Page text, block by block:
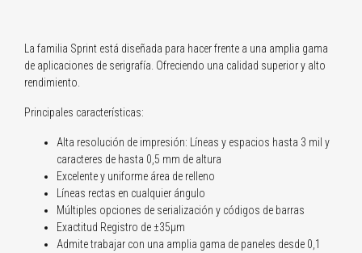
La familia Sprint está diseñada para hacer frente a una amplia gama
de aplicaciones de serigrafía. Ofreciendo una calidad superior y alto
rendimiento.
Principales características:
Alta resolución de impresión: Líneas y espacios hasta 3 mil y
caracteres de hasta 0,5 mm de altura
Excelente y uniforme área de relleno
Líneas rectas en cualquier ángulo
Múltiples opciones de serialización y códigos de barras
Exactitud Registro de ±35μm
Admite trabajar con una amplia gama de paneles desde 0,1